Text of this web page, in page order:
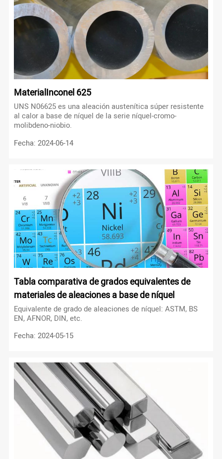
MaterialInconel 625
UNS N06625 es una aleación austenítica súper resistente
al calor a base de níquel de la serie níquel-cromo-
molibdeno-niobio.
Fecha: 2024-06-14
Tabla comparativa de grados equivalentes de
materiales de aleaciones a base de níquel
Equivalente de grado de aleaciones de níquel: ASTM, BS
EN, AFNOR, DIN, etc.
Fecha: 2024-05-15